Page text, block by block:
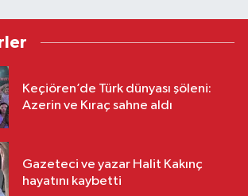
Keçiören’de Türk dünyası şöleni:
Azerin ve Kıraç sahne aldı
Gazeteci ve yazar Halit Kakınç
hayatını kaybetti